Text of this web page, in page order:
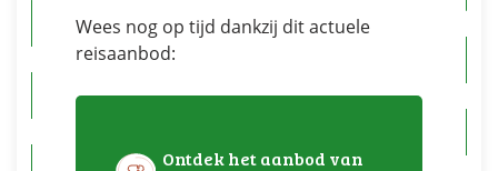
Wees nog op tijd dankzij dit actuele
reisaanbod:
Ontdek het aanbod van